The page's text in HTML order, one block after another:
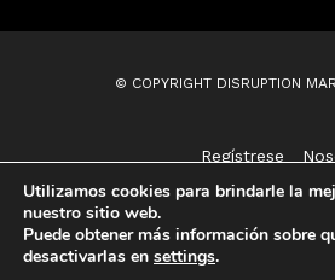
© COPYRIGHT DISRUPTION
Regístrese
Utilizamos cookies para brindarle la
nuestro sitio web.
Puede obtener más información sobre
desactivarlas en settings.